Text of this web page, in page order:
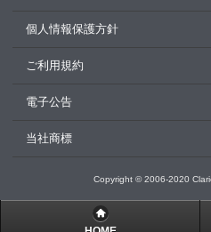
個人情報保護方針
ご利用規約
電子公告
当社商標
Copyright © 2006-2020